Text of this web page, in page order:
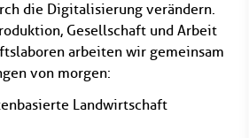
die Digitalisierung verändern.
Gesellschaft und Arbeit
arbeiten wir gemeinsam
von morgen:
Landwirtschaft